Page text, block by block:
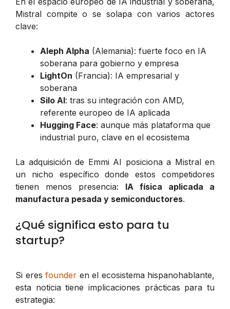
Mistral compite o se solapa con varios actores
clave:
Aleph Alpha (Alemania): fuerte foco en IA
soberana para gobierno y empresa
LightOn (Francia): IA empresarial y
soberana
Silo AI: tras su integración con AMD,
referente europeo de IA aplicada
Hugging Face: aunque más plataforma que
industrial puro, clave en el ecosistema
La adquisición de Emmi AI posiciona a Mistral en
un nicho específico donde estos competidores
tienen menos presencia: IA física aplicada a
manufactura pesada y semiconductores.
¿Qué significa esto para tu
startup?
Si eres founder en el ecosistema hispanohablante,
esta noticia tiene implicaciones prácticas para tu
estrategia: